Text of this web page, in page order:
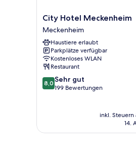
City
Hotel
Meckenheim
Meckenheim
City Hotel Meckenheim
Meckenheim
Haustiere erlaubt
Parkplätze verfügbar
Kostenloses WLAN
Restaurant
8.0
von
Bewertungen
8,0 Sehr gut
199 Bewertungen
inkl.
14.